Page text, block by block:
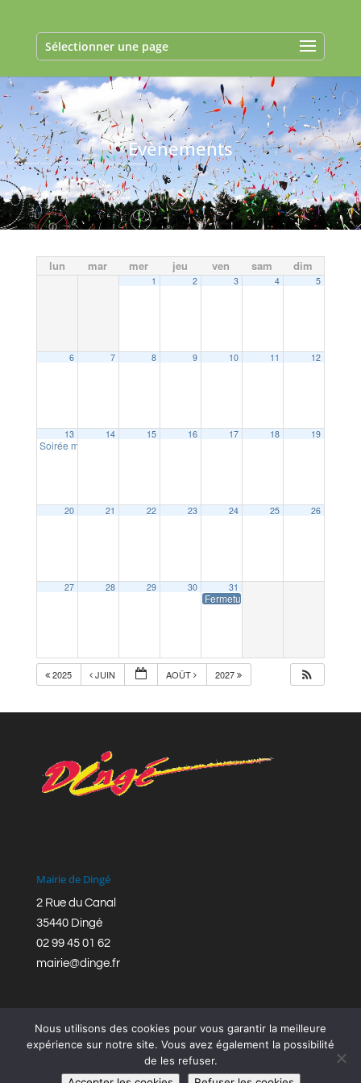
Sélectionner une page
Evènements
lun mar mer jeu ven sam dim
1 2 3 4 5
6 7 8 9 10 11 12
13
Soirée moules frites des Festous
14 15 16 17 18 19
20 21 22 23 24 25 26
27 28 29 30 31
Fermeture accueil Mairie
2025 JUIN AOÛT 2027
Mairie de Dingé
2 Rue du Canal
35440 Dingé
02 99 45 01 62
mairie@dinge.fr
Réalisation © Mairie de Dingé,Bretagne Romantique
Nous utilisons des cookies pour vous garantir la meilleure
expérience sur notre site. Vous avez également la possibilité
de les refuser.